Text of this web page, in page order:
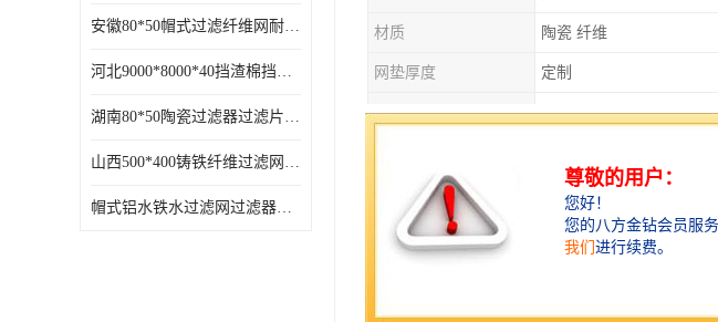
安徽80*50帽式过滤纤维网耐高温
河北9000*8000*40挡渣棉挡渣效果好耐高温
湖南80*50陶瓷过滤器过滤片过滤网效果好耐高温
山西500*400铸铁纤维过滤网方形网圆形网
帽式铝水铁水过滤网过滤器耐高温
材质 陶瓷 纤维
网垫厚度 定制
可售卖地 全国
过滤效果 可达95%以上
用途 过滤